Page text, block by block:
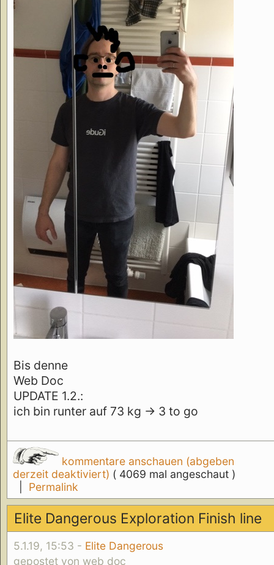
Bis denne
Web Doc
UPDATE 1.2.:
ich bin runter auf 73 kg -> 3 to go
kommentare anschauen (abgeben
derzeit deaktiviert) ( 4069 mal angeschaut )
Permalink
Elite Dangerous Exploration Finish line
5.1.19, 15:53 - Elite Dangerous
gepostet von web doc